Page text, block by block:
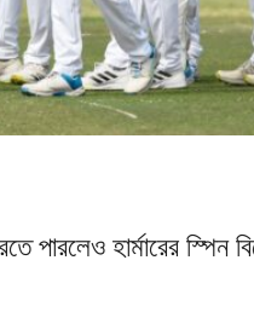
হার্মারের স্পিন